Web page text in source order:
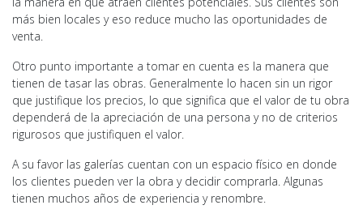
más bien locales y eso reduce mucho las oportunidades de
venta.
Otro punto importante a tomar en cuenta es la manera que
tienen de tasar las obras. Generalmente lo hacen sin un rigor
que justifique los precios, lo que significa que el valor de tu obra
dependerá de la apreciación de una persona y no de criterios
rigurosos que justifiquen el valor.
A su favor las galerías cuentan con un espacio físico en donde
los clientes pueden ver la obra y decidir comprarla. Algunas
tienen muchos años de experiencia y renombre.